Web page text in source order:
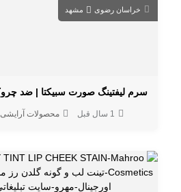
خراسان رضوی مشهد
1 سال قبل محصولات آرایشی